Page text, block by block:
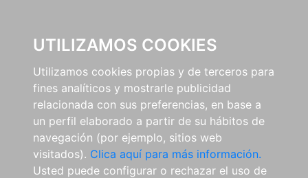
UTILIZAMOS COOKIES
Utilizamos cookies propias y de terceros para
fines analíticos y mostrarle publicidad
relacionada con sus preferencias, en base a
un perfil elaborado a partir de su hábitos de
navegación (por ejemplo, sitios web
visitados). Clica aquí para más información.
Usted puede configurar o rechazar el uso de